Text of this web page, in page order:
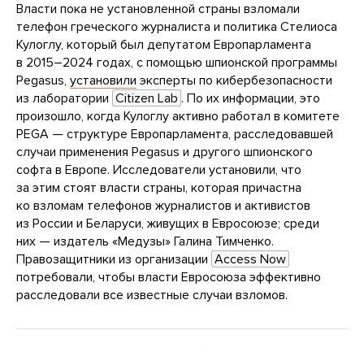
Власти пока не установленной страны взломали
телефон греческого журналиста и политика Стелиоса
Кулоглу, который был депутатом Европарламента
в 2015–2024 годах, с помощью шпионской программы
Pegasus, установили эксперты по кибербезопасности
из лаборатории Citizen Lab . По их информации, это
произошло, когда Кулоглу активно работал в комитете
PEGA — структуре Европарламента, расследовавшей
случаи применения Pegasus и другого шпионского
софта в Европе. Исследователи установили, что
за этим стоят власти страны, которая причастна
ко взломам телефонов журналистов и активистов
из России и Беларуси, живущих в Евросоюзе; среди
них — издатель «Медузы» Галина Тимченко.
Правозащитники из организации Access Now
потребовали, чтобы власти Евросоюза эффективно
расследовали все известные случаи взломов.